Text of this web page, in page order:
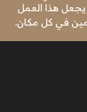
يجعل هذا العمل
في كل مكان.